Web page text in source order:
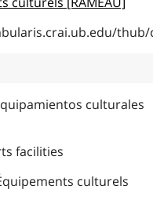
thub/
culturales
facilities
culturels